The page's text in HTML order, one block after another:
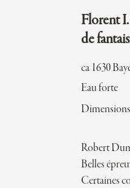
Florent
de
ca 1630
Eau forte
Robert
Belles
Certaines